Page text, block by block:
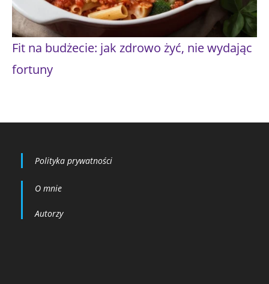
Fit na budżecie: jak zdrowo żyć, nie wydając
fortuny
Polityka prywatności
O mnie
Autorzy